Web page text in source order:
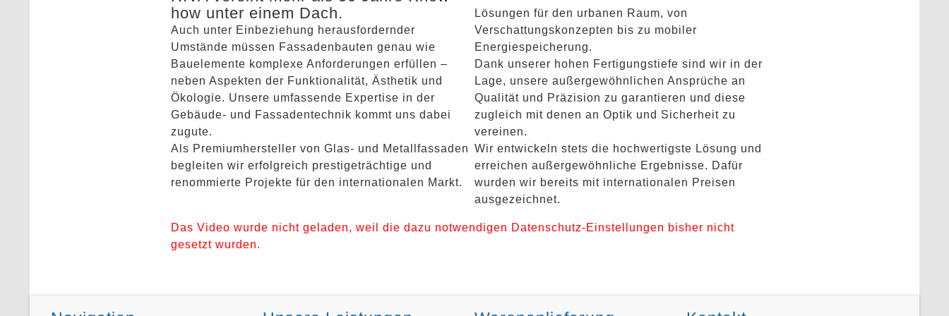
how unter einem Dach.
Auch unter Einbeziehung herausfordernder
Umstände müssen Fassadenbauten genau wie
Bauelemente komplexe Anforderungen erfüllen –
neben Aspekten der Funktionalität, Ästhetik und
Ökologie. Unsere umfassende Expertise in der
Gebäude- und Fassadentechnik kommt uns dabei
zugute.
Als Premiumhersteller von Glas- und Metallfassaden
begleiten wir erfolgreich prestigeträchtige und
renommierte Projekte für den internationalen Markt.
Lösungen für den urbanen Raum, von
Verschattungskonzepten bis zu mobiler
Energiespeicherung.
Dank unserer hohen Fertigungstiefe sind wir in der
Lage, unsere außergewöhnlichen Ansprüche an
Qualität und Präzision zu garantieren und diese
zugleich mit denen an Optik und Sicherheit zu
vereinen.
Wir entwickeln stets die hochwertigste Lösung und
erreichen außergewöhnliche Ergebnisse. Dafür
wurden wir bereits mit internationalen Preisen
ausgezeichnet.
Das Video wurde nicht geladen, weil die dazu notwendigen Datenschutz-Einstellungen bisher nicht
gesetzt wurden.